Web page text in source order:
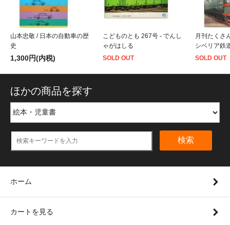
山本忠敬 / 日本の自動車の歴
史
1,300円(内税)
こどものとも 267号 - でんし
ゃがはしる
SOLD OUT
月刊たくさ
シベリア鉄
SOLD OUT
ほかの商品を探す
検索
ホーム
カートを見る